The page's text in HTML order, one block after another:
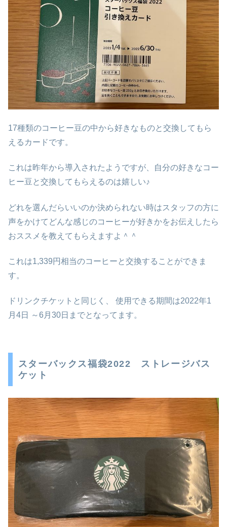
17種類のコーヒー豆の中から好きなものと交換してもら
えるカードです。
これは昨年から導入されたようですが、自分の好きなコー
ヒー豆と交換してもらえるのは嬉しい♪
どれを選んだらいいのか決められない時はスタッフの方に
声をかけてどんな感じのコーヒーが好きかをお伝えしたら
おススメを教えてもらえますよ＾＾
これは1,339円相当のコーヒーと交換することができま
す。
ドリンクチケットと同じく、 使用できる期間は2022年1
月4日 ～6月30日までとなってます。
スターバックス福袋2022 ストレージバス
ケット